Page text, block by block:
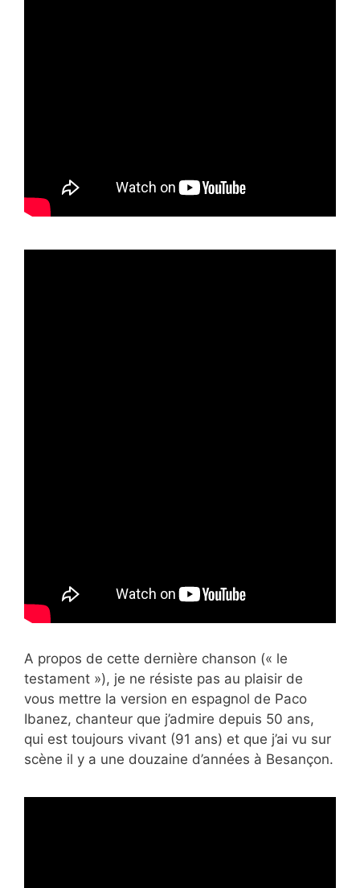
A propos de cette dernière chanson (« le
testament »), je ne résiste pas au plaisir de
vous mettre la version en espagnol de Paco
Ibanez, chanteur que j’admire depuis 50 ans,
qui est toujours vivant (91 ans) et que j’ai vu sur
scène il y a une douzaine d’années à Besançon.